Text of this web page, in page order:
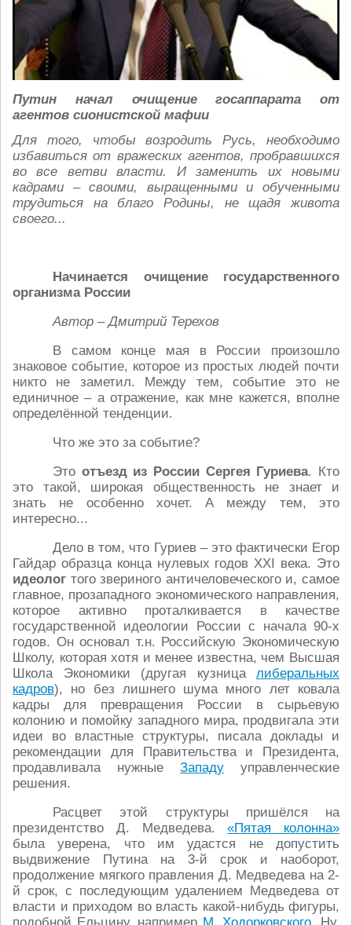
Путин начал очищение госаппарата от
агентов сионистской мафии
Для того, чтобы возродить Русь, необходимо
избавиться от вражеских агентов, пробравшихся
во все ветви власти. И заменить их новыми
кадрами – своими, выращенными и обученными
трудиться на благо Родины, не щадя живота
своего...
Начинается очищение государственного
организма России
Автор – Дмитрий Терехов
В самом конце мая в России произошло
знаковое событие, которое из простых людей почти
никто не заметил. Между тем, событие это не
единичное – а отражение, как мне кажется, вполне
определённой тенденции.
Что же это за событие?
Это отъезд из России Сергея Гуриева. Кто
это такой, широкая общественность не знает и
знать не особенно хочет. А между тем, это
интересно...
Дело в том, что Гуриев – это фактически Егор
Гайдар образца конца нулевых годов XXI века. Это
идеолог того звериного античеловеческого и, самое
главное, прозападного экономического направления,
которое активно проталкивается в качестве
государственной идеологии России с начала 90-х
годов. Он основал т.н. Российскую Экономическую
Школу, которая хотя и менее известна, чем Высшая
Школа Экономики (другая кузница либеральных
кадров), но без лишнего шума много лет ковала
кадры для превращения России в сырьевую
колонию и помойку западного мира, продвигала эти
идеи во властные структуры, писала доклады и
рекомендации для Правительства и Президента,
продавливала нужные Западу управленческие
решения.
Расцвет этой структуры пришёлся на
президентство Д. Медведева.«Пятая колонна»
была уверена, что им удастся не допустить
выдвижение Путина на 3-й срок и наоборот,
продолжение мягкого правления Д. Медведева на 2-
й срок, с последующим удалением Медведева от
власти и приходом во власть какой-нибудь фигуры,